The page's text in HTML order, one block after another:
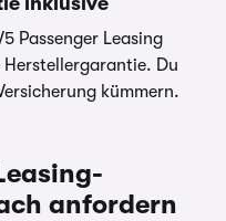
Für ein verbindliches
direkt den
Allgemeinen: 2/3
& Elektroautos
Passenger Leasing
Du
kümmern.
anfordern